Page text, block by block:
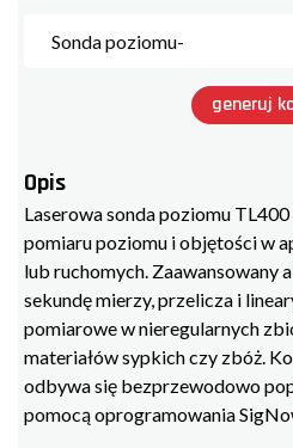
generuj
Opis
Laserowa sonda poziomu
pomiaru poziomu i objętości w
lub ruchomych. Zaawansowany
sekundę mierzy, przelicza i
pomiarowe w nieregularnych
materiałów sypkich czy zbóż.
odbywa się bezprzewodowo
pomocą oprogramowania